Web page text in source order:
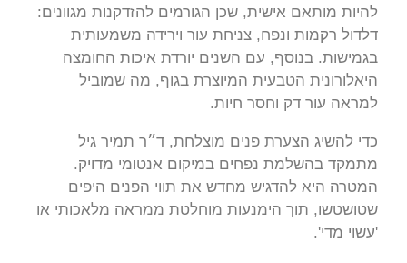
להיות מותאם אישית, שכן הגורמים להזדקנות מגוונים:
דלדול רקמות ונפח, צניחת עור וירידה משמעותית
בגמישות. בנוסף, עם השנים יורדת איכות החומצה
היאלורונית הטבעית המיוצרת בגוף, מה שמוביל
למראה עור דק וחסר חיות.
כדי להשיג הצערת פנים מוצלחת, ד״ר תמיר גיל
מתמקד בהשלמת נפחים במיקום אנטומי מדויק.
המטרה היא להדגיש מחדש את תווי הפנים היפים
שטושטשו, תוך הימנעות מוחלטת ממראה מלאכותי או
'עשוי מדי'.